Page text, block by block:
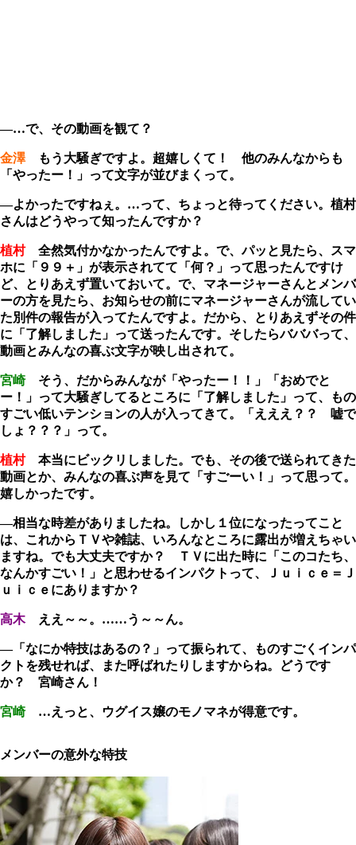
―…で、その動画を観て？
金澤もう大騒ぎですよ。超嬉しくて！ 他のみんなからも
「やったー！」って文字が並びまくって。
―よかったですねぇ。…って、ちょっと待ってください。植村
さんはどうやって知ったんですか？
植村全然気付かなかったんですよ。で、パッと見たら、スマ
ホに「９９＋」が表示されてて「何？」って思ったんですけ
ど、とりあえず置いておいて。で、マネージャーさんとメンバ
ーの方を見たら、お知らせの前にマネージャーさんが流してい
た別件の報告が入ってたんですよ。だから、とりあえずその件
に「了解しました」って送ったんです。そしたらバババって、
動画とみんなの喜ぶ文字が映し出されて。
宮崎そう、だからみんなが「やったー！！」「おめでと
ー！」って大騒ぎしてるところに「了解しました」って、もの
すごい低いテンションの人が入ってきて。「えええ？？ 嘘で
しょ？？？」って。
植村本当にビックリしました。でも、その後で送られてきた
動画とか、みんなの喜ぶ声を見て「すごーい！」って思って。
嬉しかったです。
―相当な時差がありましたね。しかし１位になったってこと
は、これからＴＶや雑誌、いろんなところに露出が増えちゃい
ますね。でも大丈夫ですか？ ＴＶに出た時に「このコたち、
なんかすごい！」と思わせるインパクトって、Ｊｕｉｃｅ＝Ｊ
ｕｉｃｅにありますか？
高木ええ～～。……う～～ん。
―「なにか特技はあるの？」って振られて、ものすごくインパ
クトを残せれば、また呼ばれたりしますからね。どうです
か？ 宮崎さん！
宮崎…えっと、ウグイス嬢のモノマネが得意です。
メンバーの意外な特技